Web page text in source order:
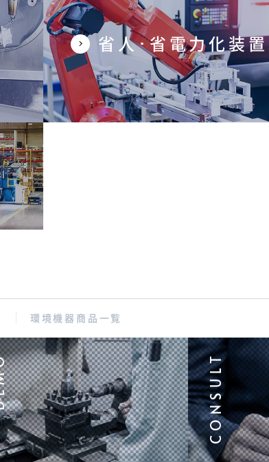
省人･省電力化装置
環境機器商品一覧